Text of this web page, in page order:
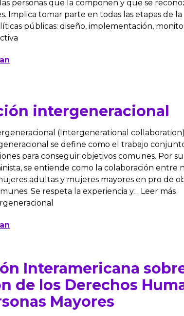
personas que la componen y que se
Implica tomar parte en todas las etapas de la
públicas: diseño, implementación,
intergeneracional
(Intergenerational
se define como el trabajo
para conseguir objetivos comunes. Por
se entiende como la colaboración entre
adultas y mujeres mayores en pro de
Se respeta la experiencia y… Leer más
Interamericana
de los Derechos
Mayores